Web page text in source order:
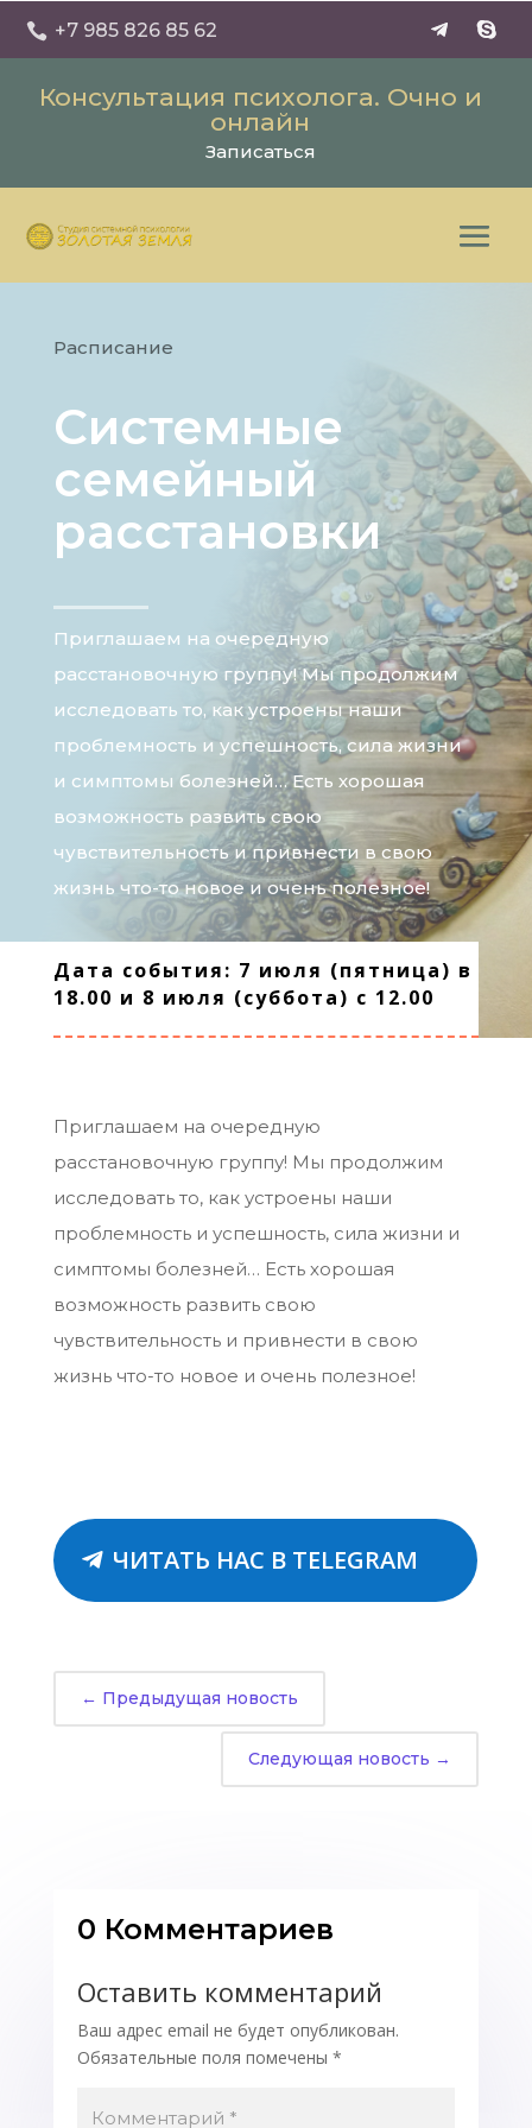
 +7 985 826 85 62
Консультация психолога. Очно и
онлайн
Записаться
Расписание
Системные
семейный
расстановки
Приглашаем на очередную
расстановочную группу! Мы продолжим
исследовать то, как устроены наши
проблемность и успешность, сила жизни
и симптомы болезней… Есть хорошая
возможность развить свою
чувствительность и привнести в свою
жизнь что-то новое и очень полезное!
Дата события: 7 июля (пятница) в
18.00 и 8 июля (суббота) с 12.00
Приглашаем на очередную
расстановочную группу! Мы продолжим
исследовать то, как устроены наши
проблемность и успешность, сила жизни и
симптомы болезней… Есть хорошая
возможность развить свою
чувствительность и привнести в свою
жизнь что-то новое и очень полезное!
ЧИТАТЬ НАС В TELEGRAM
← Предыдущая новость
Следующая новость →
0 Комментариев
Оставить комментарий
Ваш адрес email не будет опубликован.
Обязательные поля помечены *